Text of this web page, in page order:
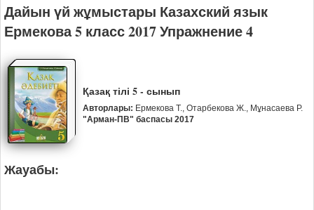
Дайын үй жұмыстары Казахский язык
Ермекова 5 класс 2017 Упражнение 4
Қазақ тілі 5 - сынып
Авторлары: Ермекова Т., Отарбекова Ж., Мұнасаева Р.
"Арман-ПВ" баспасы 2017
Жауабы: